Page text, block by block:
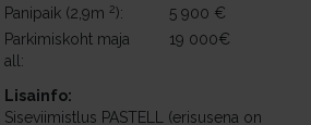
Panipaik (2,9m 2):
5 900 €
Parkimiskoht maja
all:
19 000€
Lisainfo:
Siseviimistlus PASTELL (erisusena on